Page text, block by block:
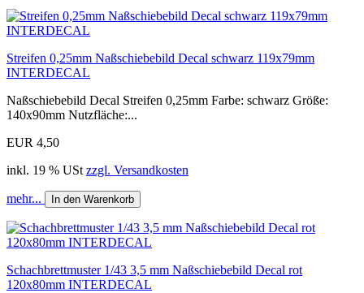
Streifen 0,25mm Naßschiebebild Decal schwarz 119x79mm
INTERDECAL
Naßschiebebild Decal Streifen 0,25mm Farbe: schwarz Größe:
140x90mm Nutzfläche:...
EUR 4,50
inkl. 19 % USt zzgl. Versandkosten
mehr... In den Warenkorb
Schachbrettmuster 1/43 3,5 mm Naßschiebebild Decal rot
120x80mm INTERDECAL